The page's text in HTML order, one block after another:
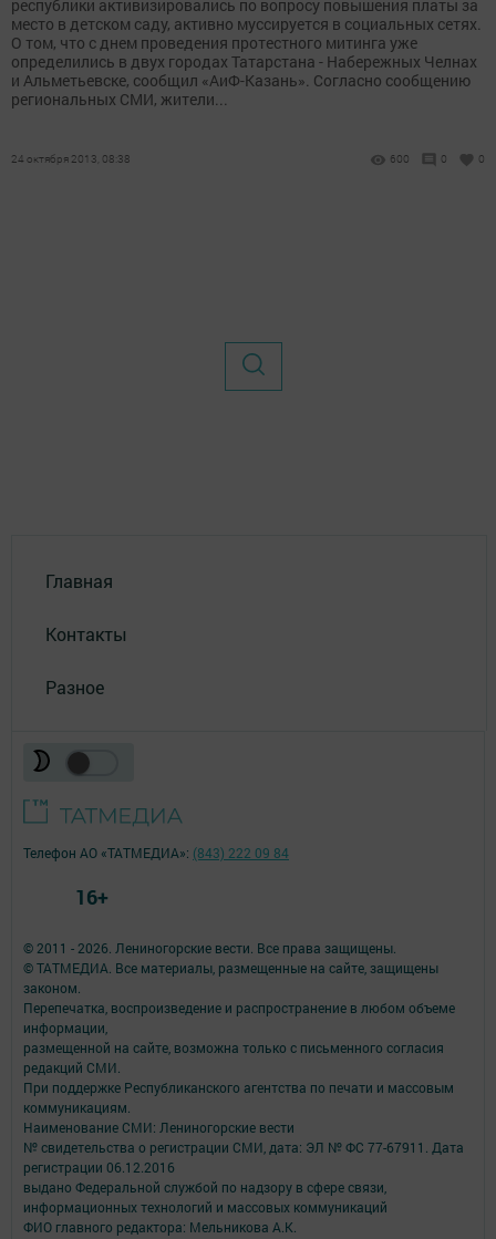
республики активизировались по вопросу повышения платы за
место в детском саду, активно муссируется в социальных сетях.
О том, что с днем проведения протестного митинга уже
определились в двух городах Татарстана - Набережных Челнах
и Альметьевске, сообщил «АиФ-Казань». Согласно сообщению
региональных СМИ, жители...
24 октября 2013, 08:38 600 0 0
Главная
Контакты
Разное
© 2011 - 2026. Лениногорские вести. Все права защищены.
© ТАТМЕДИА. Все материалы, размещенные на сайте, защищены
законом.
Перепечатка, воспроизведение и распространение в любом объеме
информации,
размещенной на сайте, возможна только с письменного согласия
редакций СМИ.
При поддержке Республиканского агентства по печати и массовым
коммуникациям.
Наименование СМИ: Лениногорские вести
№ свидетельства о регистрации СМИ, дата: ЭЛ № ФС 77-67911. Дата
регистрации 06.12.2016
выдано Федеральной службой по надзору в сфере связи,
информационных технологий и массовых коммуникаций
ФИО главного редактора: Мельникова А.К.
Телефон АО «ТАТМЕДИА»: (843) 222 09 84
16+